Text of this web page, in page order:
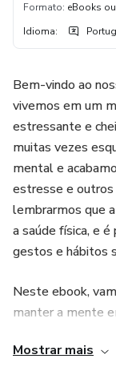
Formato: eBooks
Idioma:
Bem-vindo ao
vivemos em um
estressante e
muitas vezes
mental e
estresse e
lembrarmos que
a saúde física, e
gestos e hábitos
Neste ebook,
manter a mente
meditação,
Mostrar mais